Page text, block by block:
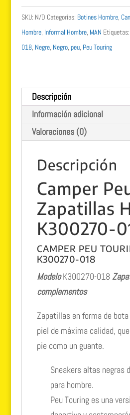
Botas
K300270-
018
cantidad
SKU: N/D Categorías: Botines Hombre,
Hombre, Informal Hombre, MAN Etiquetas:
018, Negre, Negro, peu, Peu Touring
Descripción
Información adicional
Valoraciones (0)
Descripción
Camper
Zapatillas
K300270-
CAMPER PEU
K300270-018
ModeloK300270-018
complementos
Zapatillas en forma de bota
piel de máxima calidad,
pie como un guante.
Sneakers altas negras
para hombre.
Peu Touring es una